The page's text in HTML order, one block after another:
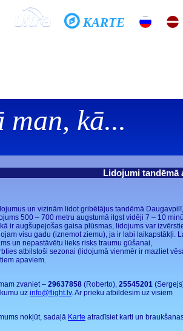
KARTE
man, kā...
Lidojumi
un vizinām lidot gribētājus tandēmā Daugavpilī,
500 – 700 metru augstumā ilgst vidēji 7 – 10
ir augšupejošas gaisa plūsmas, lidojums var
visu gadu (iznemot ziemu), ja ir labi laikapstākļi.
un nepastāvētu lieks risks traumu gūšanai,
atbilstoši sezonai (lidojumā vienmēr ir mazliet
apaviem.
zvaniet – 29637858 (Roberto), 25545201
uz info@flight.lv. Ar prieku atbildēsim uz visiem
nokļūt, sadaļā Karte atradīsiet karti un